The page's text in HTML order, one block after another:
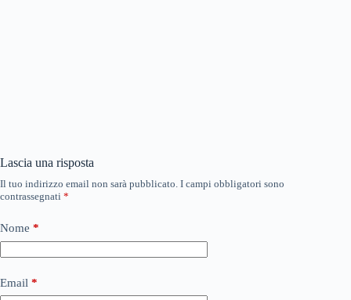
Lascia una risposta
Il tuo indirizzo email non sarà pubblicato. I campi obbligatori sono
contrassegnati *
Nome *
Email *